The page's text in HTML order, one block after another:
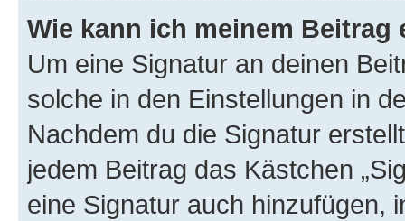
Wie kann ich meinem
Um eine Signatur an deinen
solche in den Einstellungen in
Nachdem du die Signatur
jedem Beitrag das Kästchen
eine Signatur auch hinzufügen,